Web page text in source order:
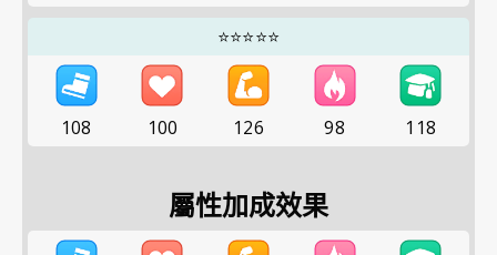
⭐⭐⭐⭐⭐
108 100 126 98 118
屬性加成效果